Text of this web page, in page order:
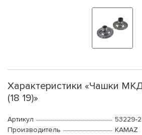
Характеристики «Чашки
(18 19)»
Артикул
53229-
Производитель
KAMAZ